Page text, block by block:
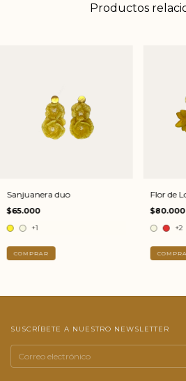
Productos
Sanjuanera duo
$65.000
+1
COMPRAR
Flor de
$80.000
+2
SUSCRÍBETE A NUESTRO NEWSLETTER